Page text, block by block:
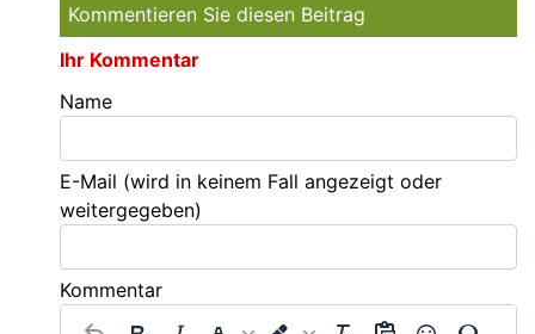
Kommentieren Sie diesen Beitrag
Ihr Kommentar
Name
E-Mail (wird in keinem Fall angezeigt oder
weitergegeben)
Kommentar